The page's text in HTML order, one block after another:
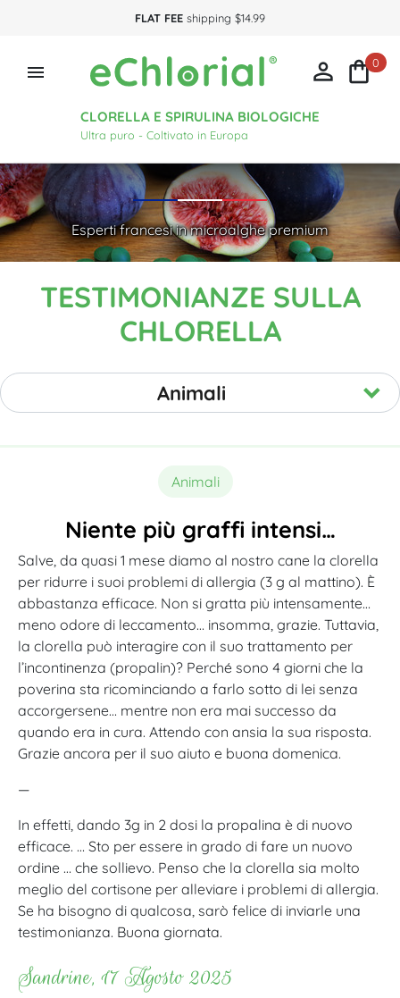
FLAT FEE shipping $14.99

CLORELLA E SPIRULINA BIOLOGICHE
Ultra puro - Coltivato in Europa
 0
Esperti francesi in microalghe premium
TESTIMONIANZE SULLA
CHLORELLA
Animali
Animali
Niente più graffi intensi…
Salve, da quasi 1 mese diamo al nostro cane la clorella
per ridurre i suoi problemi di allergia (3 g al mattino). È
abbastanza efficace. Non si gratta più intensamente…
meno odore di leccamento… insomma, grazie. Tuttavia,
la clorella può interagire con il suo trattamento per
l’incontinenza (propalin)? Perché sono 4 giorni che la
poverina sta ricominciando a farlo sotto di lei senza
accorgersene… mentre non era mai successo da
quando era in cura. Attendo con ansia la sua risposta.
Grazie ancora per il suo aiuto e buona domenica.
—
In effetti, dando 3g in 2 dosi la propalina è di nuovo
efficace. … Sto per essere in grado di fare un nuovo
ordine … che sollievo. Penso che la clorella sia molto
meglio del cortisone per alleviare i problemi di allergia.
Se ha bisogno di qualcosa, sarò felice di inviarle una
testimonianza. Buona giornata.
Sandrine, 17 Agosto 2025